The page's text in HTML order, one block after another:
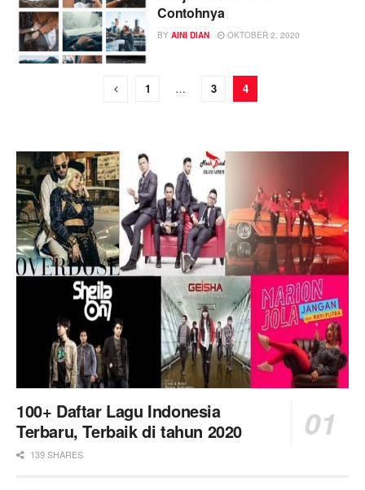
Contohnya
BY AINI DIAN OKTOBER 2, 2020
1 … 3 4
100+ Daftar Lagu Indonesia
Terbaru, Terbaik di tahun 2020
139 SHARES